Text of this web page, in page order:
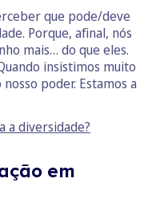
que pode/deve
Porque, afinal, nós
mais… do que eles.
insistimos muito
nosso poder. Estamos a
a diversidade?
em